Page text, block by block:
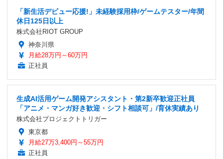
「新生活デビュー応援!」未経験採用枠/ゲームテスター/年間
休日125日以上
株式会社RIOT GROUP
神奈川県
月給28万円～60万円
正社員
生成AI活用ゲーム開発アシスタント・第2新卒歓迎正社員
「アニメ・マンガ好き歓迎・シフト相談可」/育休実績あり
株式会社プロジェクトトリガー
東京都
月給27万3,400円～55万円
正社員